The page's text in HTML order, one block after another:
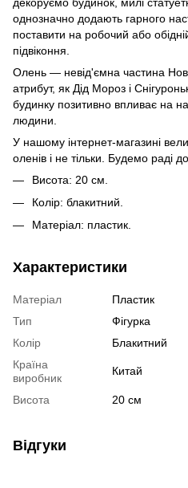
однозначно додають гарного
поставити на робочий або
підвіконня.
Олень — невід'ємна частина
атрибут, як Дід Мороз і
будинку позитивно впливає на
людини.
У нашому інтернет-магазині
оленів і не тільки. Будемо раді
Висота: 20 см.
Колір: блакитний.
Матеріал: пластик.
Характеристики
Матеріал
Пластик
Тип
Фігурка
Колір
Блакитний
Країна
виробник
Китай
Висота 20 см
Відгуки